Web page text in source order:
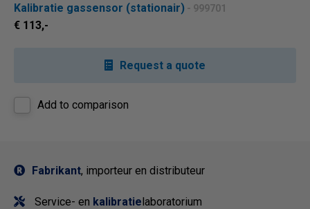
Kalibratie gassensor (stationair) - 999701
€ 113,-
Request a quote
Add to comparison
Fabrikant, importeur en distributeur
Service- en kalibratielaboratorium